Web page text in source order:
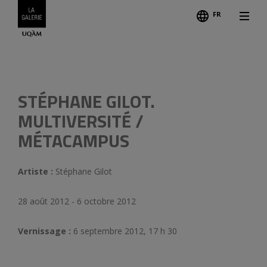
FR
STÉPHANE GILOT.
MULTIVERSITÉ /
MÉTACAMPUS
Artiste : Stéphane Gilot
28 août 2012 - 6 octobre 2012
Vernissage : 6 septembre 2012, 17 h 30